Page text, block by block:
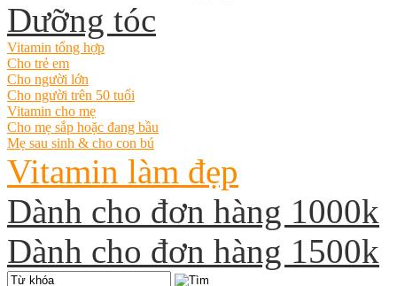
Dưỡng tóc
Vitamin tổng hợp
Cho trẻ em
Cho người lớn
Cho người trên 50 tuổi
Vitamin cho mẹ
Cho mẹ sắp hoặc đang bầu
Mẹ sau sinh & cho con bú
Vitamin làm đẹp
Dành cho đơn hàng 1000k
Dành cho đơn hàng 1500k